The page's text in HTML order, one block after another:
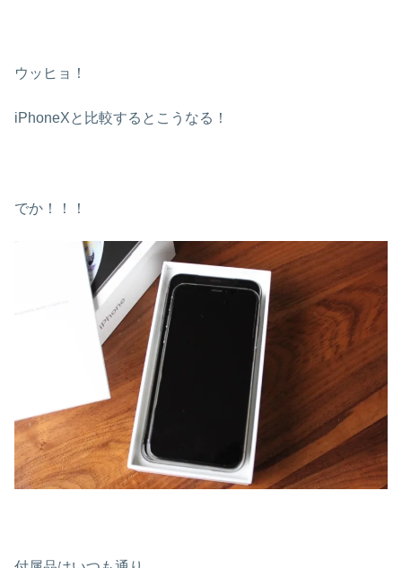
ウッヒョ！
iPhoneXと比較するとこうなる！
でか！！！